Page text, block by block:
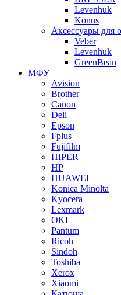
Levenhuk
Konus
Аксессуары для
Veber
Levenhuk
GreenBean
МФУ
Avision
Brother
Canon
Deli
Epson
Fplus
Fujifilm
HIPER
HP
HUAWEI
Konica Minolta
Kyocera
Lexmark
OKI
Pantum
Ricoh
Sindoh
Toshiba
Xerox
Xiaomi